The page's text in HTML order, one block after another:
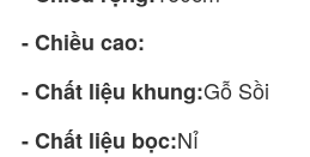
- Chiều cao:
- Chất liệu khung:Gỗ Sồi
- Chất liệu bọc:Nỉ